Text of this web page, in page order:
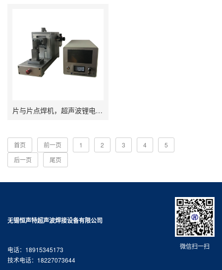
片与片点焊机，超声波锂电池正负级耳焊接
首页 前一页 1 2 3 4
5
后一页
尾页
微信扫一扫
无锡恒声特超声波焊接设备有限公司
电话：18915345173
技术电话：18227073644